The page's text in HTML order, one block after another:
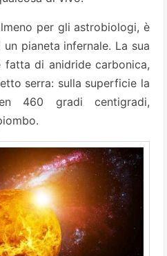
per gli astrobiologi, è
pianeta infernale. La sua
fatta di anidride carbonica,
serra: sulla superficie la
460 gradi centigradi,